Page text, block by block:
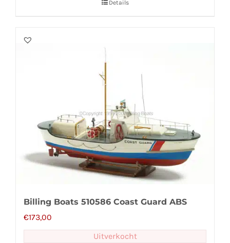
Details
Billing Boats 510586 Coast Guard ABS
€173,00
Uitverkocht